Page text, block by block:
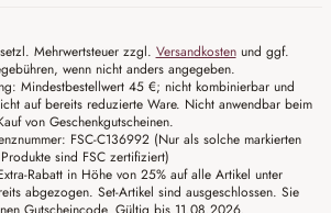
Mehrwertsteuer zzgl. Versandkostenund ggf.
wenn nicht anders angegeben.
Mindestbestellwert 45 €; nicht kombinierbar und
auf bereits reduzierte Ware. Nicht anwendbar beim
von Geschenkgutscheinen.
FSC-C136992 (Nur als solche markierten
Produkte sind FSC zertifiziert)
Rabatt in Höhe von 25% auf alle Artikel unter
abgezogen. Set-Artikel sind ausgeschlossen. Sie